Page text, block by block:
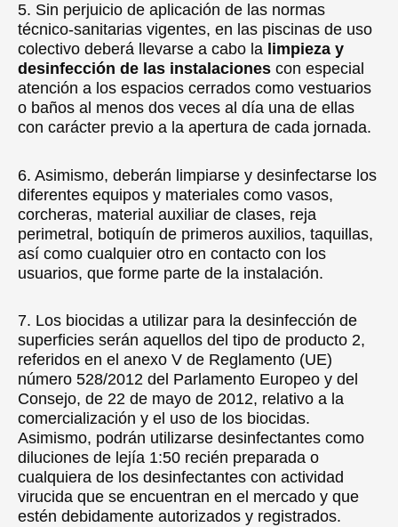
5. Sin perjuicio de aplicación de las normas
técnico-sanitarias vigentes, en las piscinas de uso
colectivo deberá llevarse a cabo la limpieza y
desinfección de las instalaciones con especial
atención a los espacios cerrados como vestuarios
o baños al menos dos veces al día una de ellas
con carácter previo a la apertura de cada jornada.
6. Asimismo, deberán limpiarse y desinfectarse los
diferentes equipos y materiales como vasos,
corcheras, material auxiliar de clases, reja
perimetral, botiquín de primeros auxilios, taquillas,
así como cualquier otro en contacto con los
usuarios, que forme parte de la instalación.
7. Los biocidas a utilizar para la desinfección de
superficies serán aquellos del tipo de producto 2,
referidos en el anexo V de Reglamento (UE)
número 528/2012 del Parlamento Europeo y del
Consejo, de 22 de mayo de 2012, relativo a la
comercialización y el uso de los biocidas.
Asimismo, podrán utilizarse desinfectantes como
diluciones de lejía 1:50 recién preparada o
cualquiera de los desinfectantes con actividad
virucida que se encuentran en el mercado y que
estén debidamente autorizados y registrados.